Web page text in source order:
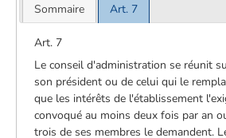
Sommaire Art. 7
Art. 7
Le conseil d'administration se réunit
son président ou de celui qui le
que les intérêts de l'établissement
convoqué au moins deux fois par an
trois de ses membres le demandent.